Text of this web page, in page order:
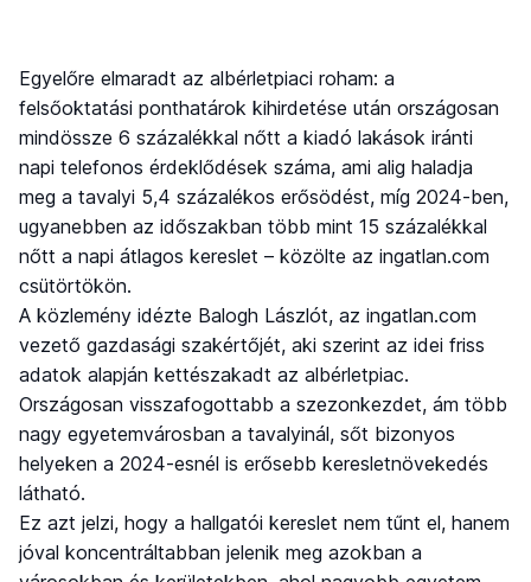
Egyelőre elmaradt az albérletpiaci roham: a
felsőoktatási ponthatárok kihirdetése után országosan
mindössze 6 százalékkal nőtt a kiadó lakások iránti
napi telefonos érdeklődések száma, ami alig haladja
meg a tavalyi 5,4 százalékos erősödést, míg 2024-ben,
ugyanebben az időszakban több mint 15 százalékkal
nőtt a napi átlagos kereslet – közölte az ingatlan.com
csütörtökön.
A közlemény idézte Balogh Lászlót, az ingatlan.com
vezető gazdasági szakértőjét, aki szerint az idei friss
adatok alapján kettészakadt az albérletpiac.
Országosan visszafogottabb a szezonkezdet, ám több
nagy egyetemvárosban a tavalyinál, sőt bizonyos
helyeken a 2024-esnél is erősebb keresletnövekedés
látható.
Ez azt jelzi, hogy a hallgatói kereslet nem tűnt el, hanem
jóval koncentráltabban jelenik meg azokban a